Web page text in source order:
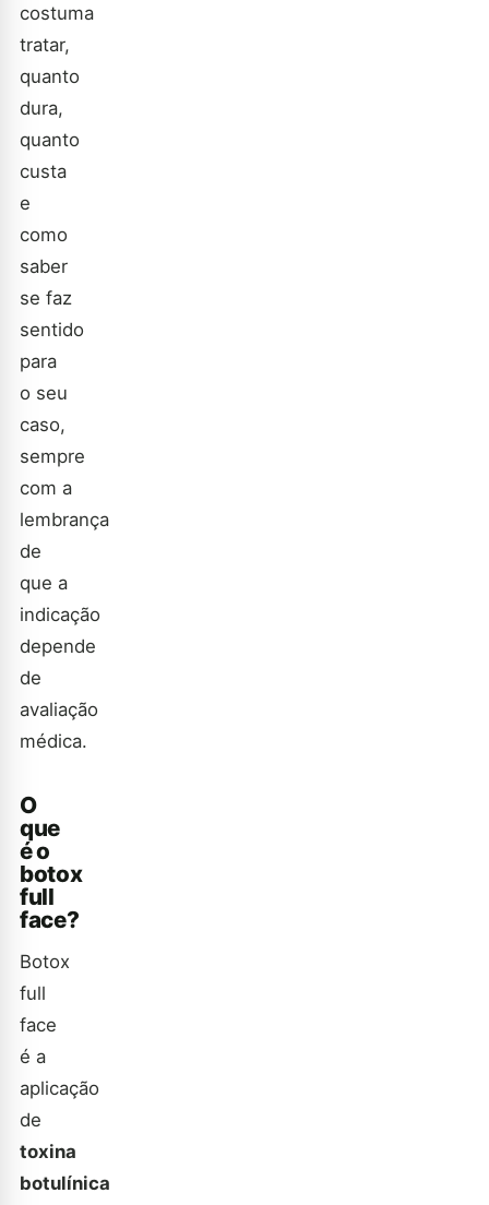
costuma
tratar,
quanto
dura,
quanto
custa
e
como
saber
se faz
sentido
para
o seu
caso,
sempre
com a
lembrança
de
que a
indicação
depende
de
avaliação
médica.
O
que
é o
botox
full
face?
Botox
full
face
é a
aplicação
de
toxina
botulínica